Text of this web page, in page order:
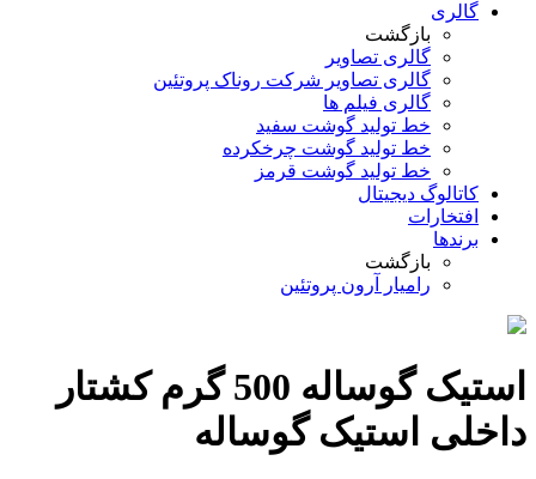
گالری
بازگشت
گالری تصاویر
گالری تصاویر شرکت روناک پروتئین
گالری فیلم ها
خط تولید گوشت سفید
خط تولید گوشت چرخکرده
خط تولید گوشت قرمز
کاتالوگ دیجیتال
افتخارات
برندها
بازگشت
رامیار آرون پروتئین
استیک گوساله 500 گرم کشتار
داخلی استیک گوساله